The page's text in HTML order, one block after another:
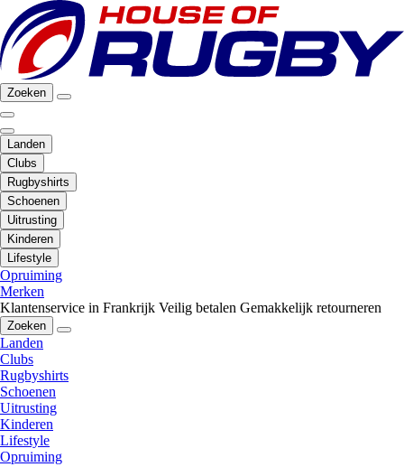
Zoeken
Landen
Clubs
Rugbyshirts
Schoenen
Uitrusting
Kinderen
Lifestyle
Opruiming
Merken
Klantenservice in Frankrijk Veilig betalen Gemakkelijk retourneren
Zoeken
Landen
Clubs
Rugbyshirts
Schoenen
Uitrusting
Kinderen
Lifestyle
Opruiming